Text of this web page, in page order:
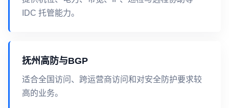
IDC 托管能力。
抚州高防与BGP
适合全国访问、跨运营商访问和对安全防护要求较
高的业务。